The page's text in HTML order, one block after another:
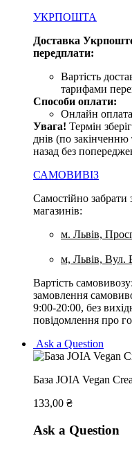
УКРПОШТА
Доставка
передплати:
Вартість
тарифами
Способи оплати:
Онлайн
Увага! Термін
днів (по закінченню
назад без
САМОВИВІЗ
Самостійно
магазинів:
м. Львів,
м, Львів, Вул.
Вартість
замовлення
9:00-20:00, без
повідомлення про
Ask a Question
База JOIA Vegan
133,00 ₴
Ask a Question